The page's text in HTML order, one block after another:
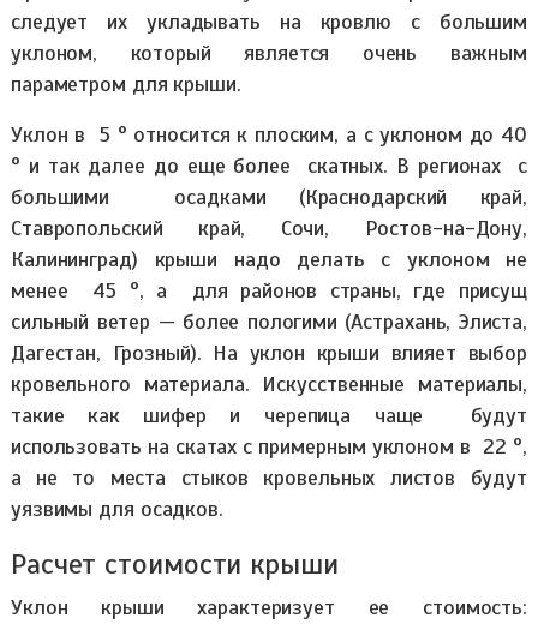
следует их укладывать на кровлю с большим
уклоном, который является очень важным
параметром для крыши.
Уклон в 5 ° относится к плоским, а с уклоном до 40
° и так далее до еще более скатных. В регионах с
большими осадками (Краснодарский край,
Ставропольский край, Сочи, Ростов-на-Дону,
Калининград) крыши надо делать с уклоном не
менее 45 °, а для районов страны, где присущ
сильный ветер — более пологими (Астрахань, Элиста,
Дагестан, Грозный). На уклон крыши влияет выбор
кровельного материала. Искусственные материалы,
такие как шифер и черепица чаще будут
использовать на скатах с примерным уклоном в 22 °,
а не то места стыков кровельных листов будут
уязвимы для осадков.
Расчет стоимости крыши
Уклон крыши характеризует ее стоимость: